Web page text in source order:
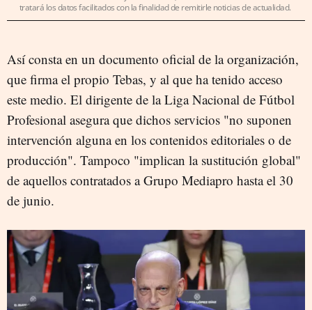
tratará los datos facilitados con la finalidad de remitirle noticias de actualidad.
Así consta en un documento oficial de la organización,
que firma el propio Tebas, y al que ha tenido acceso
este medio. El dirigente de la Liga Nacional de Fútbol
Profesional asegura que dichos servicios "no suponen
intervención alguna en los contenidos editoriales o de
producción". Tampoco "implican la sustitución global"
de aquellos contratados a Grupo Mediapro hasta el 30
de junio.